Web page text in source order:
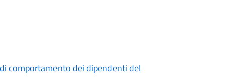
comportamento dei dipendenti del